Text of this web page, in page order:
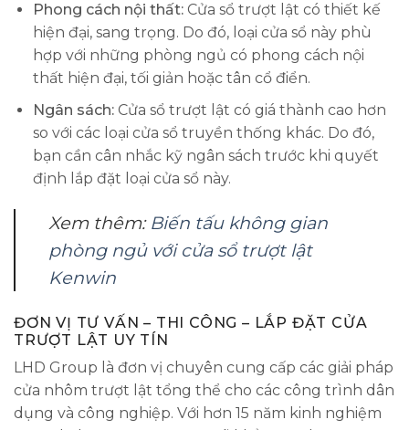
Phong cách nội thất:Cửa sổ trượt lật có thiết kế
hiện đại, sang trọng. Do đó, loại cửa sổ này phù
hợp với những phòng ngủ có phong cách nội
thất hiện đại, tối giản hoặc tân cổ điển.
Ngân sách:Cửa sổ trượt lật có giá thành cao hơn
so với các loại cửa sổ truyền thống khác. Do đó,
bạn cần cân nhắc kỹ ngân sách trước khi quyết
định lắp đặt loại cửa sổ này.
Xem thêm: Biến tấu không gian
phòng ngủ với cửa sổ trượt lật
Kenwin
ĐƠN VỊ TƯ VẤN – THI CÔNG – LẮP ĐẶT CỬA
TRƯỢT LẬT UY TÍN
LHD Group là đơn vị chuyên cung cấp các giải pháp
cửa nhôm trượt lật tổng thể cho các công trình dân
dụng và công nghiệp. Với hơn 15 năm kinh nghiệm